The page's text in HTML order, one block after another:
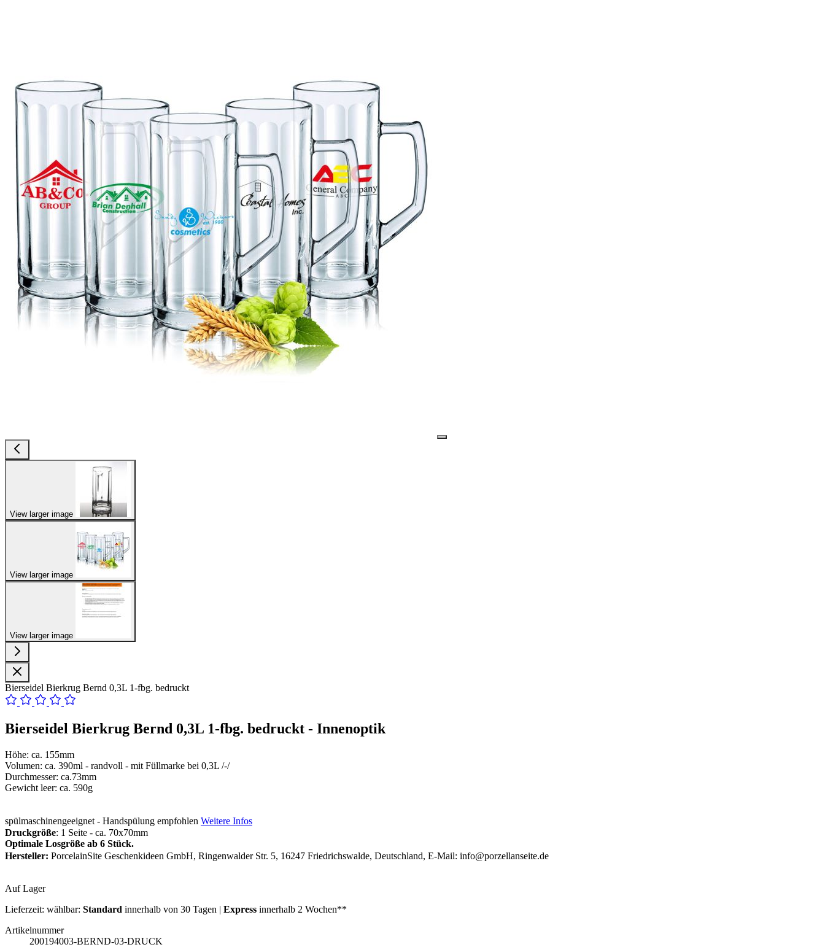
View larger image
View larger image
View larger image
Bierseidel Bierkrug Bernd 0,3L 1-fbg. bedruckt
Bierseidel Bierkrug Bernd 0,3L 1-fbg. bedruckt - Innenoptik
Höhe: ca. 155mm
Volumen: ca. 390ml - randvoll - mit Füllmarke bei 0,3L /-/
Durchmesser: ca.73mm
Gewicht leer: ca. 590g
spülmaschinengeeignet - Handspülung empfohlen Weitere Infos
Druckgröße: 1 Seite - ca. 70x70mm
Optimale Losgröße ab 6 Stück.
Hersteller: PorcelainSite Geschenkideen GmbH, Ringenwalder Str. 5, 16247 Friedrichswalde, Deutschland, E-Mail: info@porzellanseite.de
Auf Lager
Lieferzeit: wählbar: Standard innerhalb von 30 Tagen | Express innerhalb 2 Wochen**
Artikelnummer
200194003-BERND-03-DRUCK